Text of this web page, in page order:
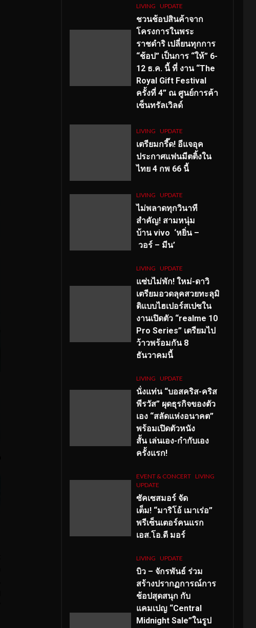
LIVING UPDATE
ชวนช้อปสินค้าจาก
โครงการในพระ
ราชดำริ เปลี่ยนทุกการ
“ช้อป” เป็นการ “ให้” 6-
12 ธ.ค. นี้ ที่ งาน “The
Royal Gift Festival
ครั้งที่ 4” ณ ศูนย์การค้า
เซ็นทรัลเวิลด์
LIVING UPDATE
เตรียมกรี๊ด! อีแจอุค
ประกาศแฟนมีตติ้งใน
ไทย 4 กพ 66 นี้
LIVING UPDATE
ไม่พลาดทุกวินาที
สำคัญ! สามหนุ่ม
บ้าน vivo ‘หยิ่น –
วอร์ – มีน’
LIVING UPDATE
แซ่บไม่พัก! ใหม่-ดาวิ
เตรียมอวดลุคสวยทะลุมิ
ติแบบไฮเปอร์สเปซใน
งานเปิดตัว “realme 10
Pro Series” เตรียมไป
ว้าวพร้อมกัน 8
ธันวาคมนี้
LIVING UPDATE
นั่งแท่น “บอสคริส-คริส
พีรวัส” ผุดธุรกิจของตัว
เอง “สลัดแห่งอนาคต”
พร้อมเปิดตัวหนัง
สั้น เล่นเอง-กำกับเอง
ครั้งแรก!
EVENT & CONCERT LIVING
UPDATE
ซัคเซสมอร์ จัด
เต็ม! “มาริโอ้ เมาเร่อ”
พรีเซ็นเตอร์คนแรก
เอส.โอ.ดี มอร์
LIVING UPDATE
บิว – จักรพันธ์ ร่วม
สร้างปรากฏการณ์การ
ช้อปสุดสนุก กับ
แคมเปญ “Central
Midnight Sale”ในรูป